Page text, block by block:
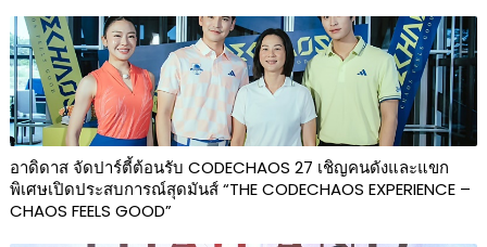
อาดิดาส จัดปาร์ตี้ต้อนรับ CODECHAOS 27 เชิญคนดังและแขก
พิเศษเปิดประสบการณ์สุดมันส์ “THE CODECHAOS EXPERIENCE –
CHAOS FEELS GOOD”